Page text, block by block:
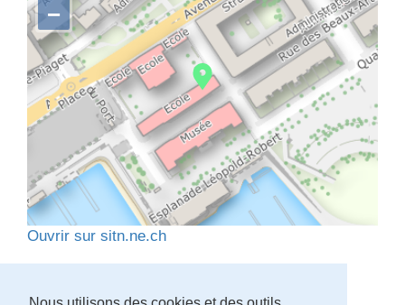
−
Ouvrir sur sitn.ne.ch